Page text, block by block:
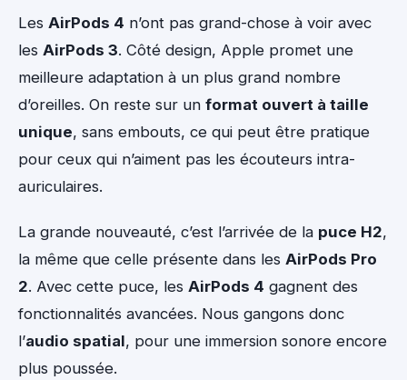
Les AirPods 4 n’ont pas grand-chose à voir avec
les AirPods 3. Côté design, Apple promet une
meilleure adaptation à un plus grand nombre
d’oreilles. On reste sur un format ouvert à taille
unique, sans embouts, ce qui peut être pratique
pour ceux qui n’aiment pas les écouteurs intra-
auriculaires.
La grande nouveauté, c’est l’arrivée de la puce H2,
la même que celle présente dans les AirPods Pro
2. Avec cette puce, les AirPods 4 gagnent des
fonctionnalités avancées. Nous gangons donc
l’audio spatial, pour une immersion sonore encore
plus poussée.